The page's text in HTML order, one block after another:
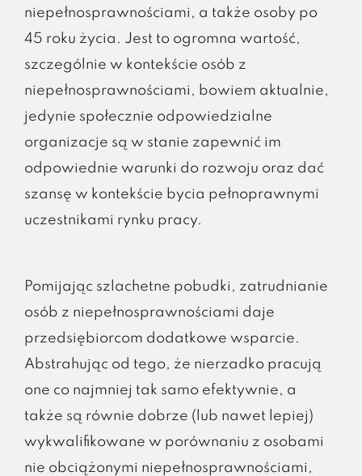
niepełnosprawnościami, a także osoby po
45 roku życia. Jest to ogromna wartość,
szczególnie w kontekście osób z
niepełnosprawnościami, bowiem aktualnie,
jedynie społecznie odpowiedzialne
organizacje są w stanie zapewnić im
odpowiednie warunki do rozwoju oraz dać
szansę w kontekście bycia pełnoprawnymi
uczestnikami rynku pracy.
Pomijając szlachetne pobudki, zatrudnianie
osób z niepełnosprawnościami daje
przedsiębiorcom dodatkowe wsparcie.
Abstrahując od tego, że nierzadko pracują
one co najmniej tak samo efektywnie, a
także są równie dobrze (lub nawet lepiej)
wykwalifikowane w porównaniu z osobami
nie obciążonymi niepełnosprawnościami,